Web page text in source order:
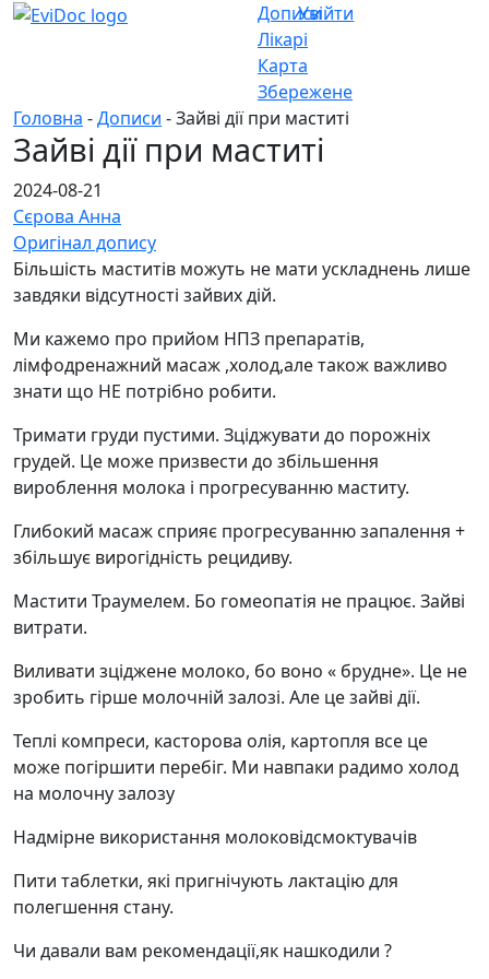
Дописи
Лікарі
Карта
Збережене
Увійти
Головна -Дописи - Зайві дії при маститі
Зайві дії при маститі
2024-08-21
Сєрова Анна
Оригінал допису
Більшість маститів можуть не мати ускладнень лише
завдяки відсутності зайвих дій.
Ми кажемо про прийом НПЗ препаратів,
лімфодренажний масаж ,холод,але також важливо
знати що НЕ потрібно робити.
Тримати груди пустими. Зціджувати до порожніх
грудей. Це може призвести до збільшення
вироблення молока і прогресуванню маститу.
Глибокий масаж сприяє прогресуванню запалення +
збільшує вирогідність рецидиву.
Мастити Траумелем. Бо гомеопатія не працює. Зайві
витрати.
Виливати зціджене молоко, бо воно « брудне». Це не
зробить гірше молочній залозі. Але це зайві дії.
Теплі компреси, касторова олія, картопля все це
може погіршити перебіг. Ми навпаки радимо холод
на молочну залозу
Надмірне використання молоковідсмоктувачів
Пити таблетки, які пригнічують лактацію для
полегшення стану.
Чи давали вам рекомендації,як нашкодили ?